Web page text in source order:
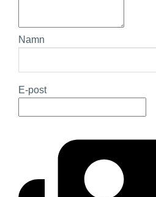
Namn
E-post